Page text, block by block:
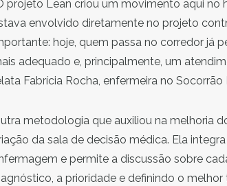
projeto Lean criou um movimento aqui
envolvido diretamente no projeto
hoje, quem passa no corredor já
adequado e, principalmente, um
Fabrícia Rocha, enfermeira no Socorrão
metodologia que auxiliou na melhoria
da sala de decisão médica. Ela
e permite a discussão sobre
a prioridade e definindo o